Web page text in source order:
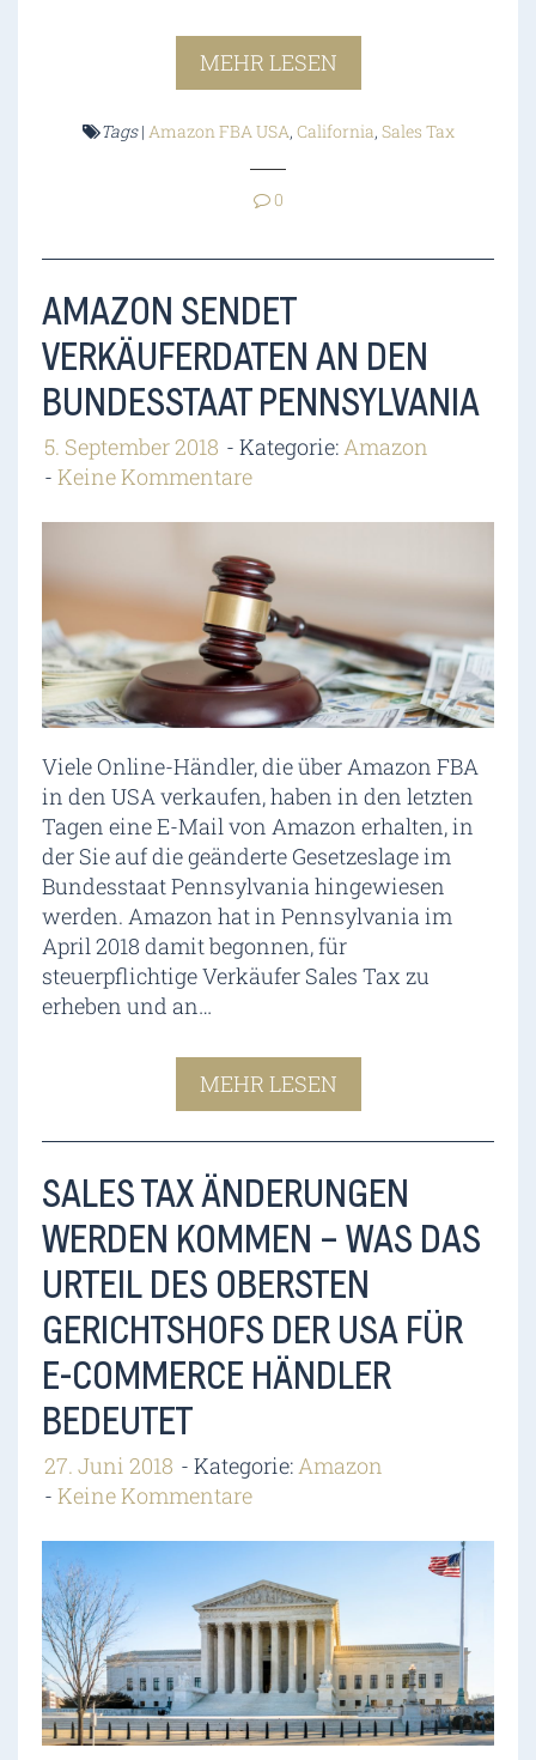
MEHR LESEN
Tags| Amazon FBA USA, California, Sales Tax
0
AMAZON SENDET
VERKÄUFERDATEN AN DEN
BUNDESSTAAT PENNSYLVANIA
5. September 2018 Kategorie:Amazon
Keine Kommentare
Viele Online-Händler, die über Amazon FBA
in den USA verkaufen, haben in den letzten
Tagen eine E-Mail von Amazon erhalten, in
der Sie auf die geänderte Gesetzeslage im
Bundesstaat Pennsylvania hingewiesen
werden. Amazon hat in Pennsylvania im
April 2018 damit begonnen, für
steuerpflichtige Verkäufer Sales Tax zu
erheben und an…
MEHR LESEN
SALES TAX ÄNDERUNGEN
WERDEN KOMMEN – WAS DAS
URTEIL DES OBERSTEN
GERICHTSHOFS DER USA FÜR
E-COMMERCE HÄNDLER
BEDEUTET
27. Juni 2018 Kategorie:Amazon
Keine Kommentare